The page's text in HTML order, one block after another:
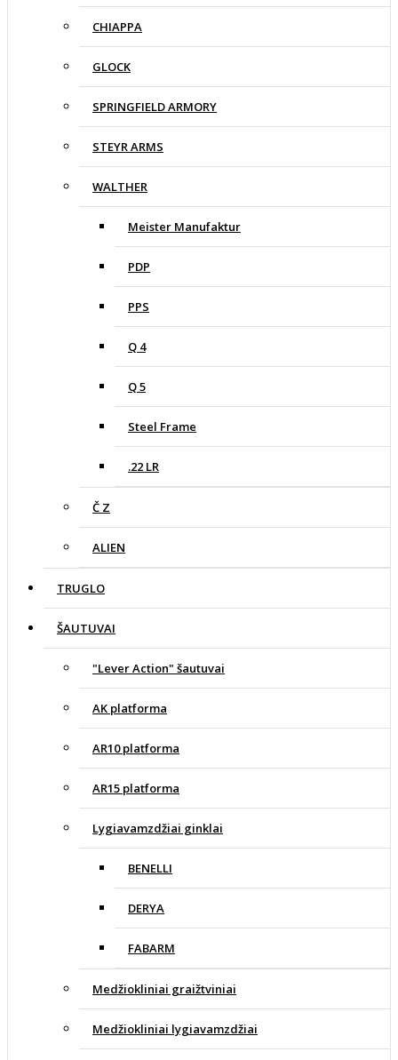
CHIAPPA
GLOCK
SPRINGFIELD ARMORY
STEYR ARMS
WALTHER
Meister Manufaktur
PDP
PPS
Q 4
Q 5
Steel Frame
.22 LR
Č Z
ALIEN
TRUGLO
ŠAUTUVAI
"Lever Action" šautuvai
AK platforma
AR10 platforma
AR15 platforma
Lygiavamzdžiai ginklai
BENELLI
DERYA
FABARM
Medžiokliniai graižtviniai
Medžiokliniai lygiavamzdžiai